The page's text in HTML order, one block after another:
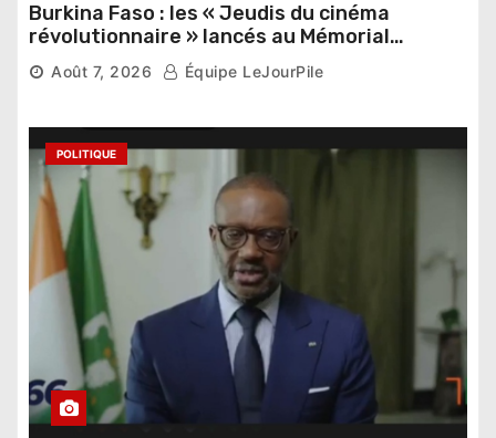
Burkina Faso : les « Jeudis du cinéma
révolutionnaire » lancés au Mémorial
Thomas Sankara
Août 7, 2026 Équipe LeJourPile
POLITIQUE